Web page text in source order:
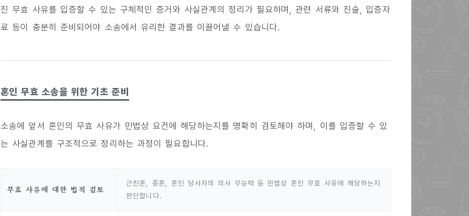
진 무효 사유를 입증할 수 있는 구체적인 증거와 사실관계의 정리가 필요하며, 관련 서류와 진술, 입증자
료 등이 충분히 준비되어야 소송에서 유리한 결과를 이끌어낼 수 있습니다.
혼인 무효 소송을 위한 기초 준비
소송에 앞서 혼인의 무효 사유가 민법상 요건에 해당하는지를 명확히 검토해야 하며, 이를 입증할 수 있
는 사실관계를 구조적으로 정리하는 과정이 필요합니다.
무효 사유에 대한 법적 검토
근친혼, 중혼, 혼인 당사자의 의사 무능력 등 민법상 혼인 무효 사유에 해당하는지
판단합니다.